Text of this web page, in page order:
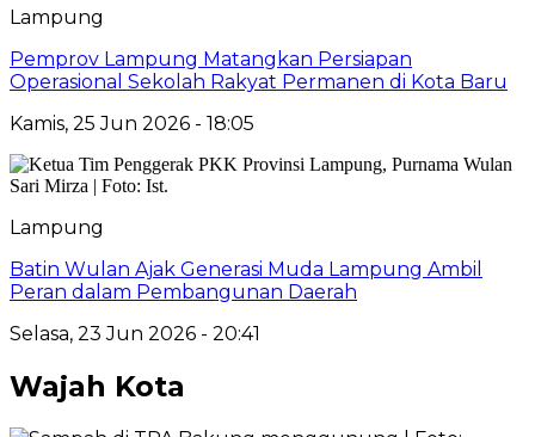
Lampung
Pemprov Lampung Matangkan Persiapan
Operasional Sekolah Rakyat Permanen di Kota Baru
Kamis, 25 Jun 2026 - 18:05
Lampung
Batin Wulan Ajak Generasi Muda Lampung Ambil
Peran dalam Pembangunan Daerah
Selasa, 23 Jun 2026 - 20:41
Wajah Kota